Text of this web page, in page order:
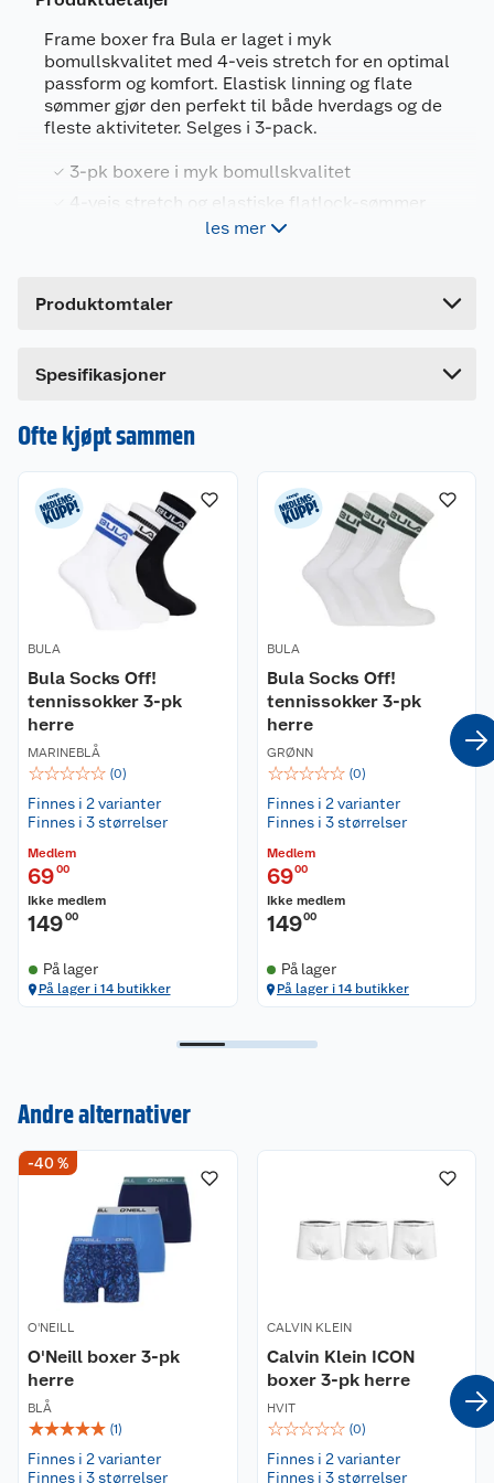
Frame boxer fra Bula er laget i myk
bomullskvalitet med 4-veis stretch for en optimal
passform og komfort. Elastisk linning og flate
sømmer gjør den perfekt til både hverdags og de
fleste aktiviteter. Selges i 3-pack.
3-pk boxere i myk bomullskvalitet
4-veis stretch og elastiske flatlock-sømmer
Elastisk linning med Bula-logo
aktiviteter. Den myke og behagelige
en ekstra god komfort og passform. Elastisk
linning sikrer en god passform uansett aktivitet.
Øvrige detaljer:
Bomullskvalitet
4-veis stretch
Materiale:
95% bomull og 5% elastan
Passform:
Normal benlengde. Normal i størrelsen.
Vaskeanvisning:
Boxeren kan vaskes på 40 grader i maskin med
lignende farger. Kan ikke tørkes i tørketrommel.
Den kan strykes opptil 150 grader.
les mer
Produktomtaler
Spesifikasjoner
Artikkelnummer
7048653279506
Leverandørens artikkelnummer
721165
Størrelse
Farge
Lengde
Ofte kjøpt sammen
BULA
Bula Socks Off!
tennissokker 3-pk
herre
MARINEBLÅ
☆☆☆☆☆ (0)
Finnes i 2 varianter
Finnes i 3 størrelser
Medlem
6900
Ikke medlem
14900
På lager
På lager i 14 butikker
BULA
Bula Socks Off!
tennissokker 3-pk
herre
GRØNN
☆☆☆☆☆ (0)
Finnes i 2 varianter
Finnes i 3 størrelser
Medlem
6900
Ikke medlem
14900
På lager
På lager i 14 butikker
Andre alternativer
-40 %
O'NEILL
O'Neill boxer 3-pk
herre
BLÅ
☆☆☆☆☆ (1)
Finnes i 2 varianter
Finnes i 3 størrelser
CALVIN KLEIN
Calvin Klein ICON
boxer 3-pk herre
HVIT
☆☆☆☆☆ (0)
Finnes i 2 varianter
Finnes i 3 størrelser
Nyheter
Våre butikker
Våre merkevarer
Coop kjeder
Kundeservice
Kontakt oss
Angre- og returrett
Reklamasjon og garanti
Ofte stilte spørsmål
Betalingsalternativer